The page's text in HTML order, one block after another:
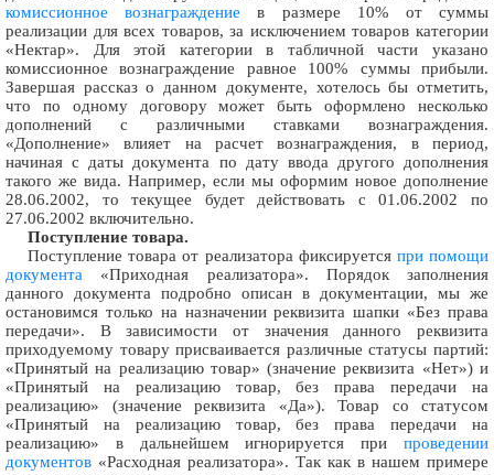
комиссионное вознаграждение в размере 10% от суммы
реализации для всех товаров, за исключением товаров категории
«Нектар». Для этой категории в табличной части указано
комиссионное вознаграждение равное 100% суммы прибыли.
Завершая рассказ о данном документе, хотелось бы отметить,
что по одному договору может быть оформлено несколько
дополнений с различными ставками вознаграждения.
«Дополнение» влияет на расчет вознаграждения, в период,
начиная с даты документа по дату ввода другого дополнения
такого же вида. Например, если мы оформим новое дополнение
28.06.2002, то текущее будет действовать с 01.06.2002 по
27.06.2002 включительно.
Поступление товара.
Поступление товара от реализатора фиксируется при помощи
документа «Приходная реализатора». Порядок заполнения
данного документа подробно описан в документации, мы же
остановимся только на назначении реквизита шапки «Без права
передачи». В зависимости от значения данного реквизита
приходуемому товару присваивается различные статусы партий:
«Принятый на реализацию товар» (значение реквизита «Нет») и
«Принятый на реализацию товар, без права передачи на
реализацию» (значение реквизита «Да»). Товар со статусом
«Принятый на реализацию товар, без права передачи на
реализацию» в дальнейшем игнорируется при проведении
документов «Расходная реализатора». Так как в нашем примере